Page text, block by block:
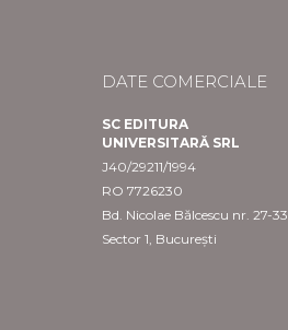
DATE COMERCIALE
SC EDITURA
UNIVERSITARĂ SRL
J40/29211/1994
RO 7726230
Bd. Nicolae Bălcescu nr. 27-33
Sector 1, București